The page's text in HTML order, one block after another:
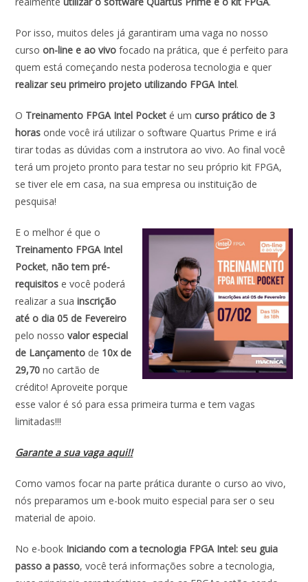
Por isso, muitos deles já garantiram uma vaga no nosso
cursoon-line e ao vivo focado na prática, que é perfeito para
quem está começando nesta poderosa tecnologia e quer
realizar seu primeiro projeto utilizando FPGA Intel.
O Treinamento FPGA Intel Pocket é umcurso prático de 3
horas onde você irá utilizar o software Quartus Prime e irá
tirar todas as dúvidas com a instrutora ao vivo. Ao final você
terá um projeto pronto para testar no seu próprio kit FPGA,
se tiver ele em casa, na sua empresa ou instituição de
pesquisa!
E o melhor é que o
Treinamento FPGA Intel
Pocket,não tem pré-
requisitos e você poderá
realizar a suainscrição
até o dia 05 de Fevereiro
pelo nossovalor especial
de Lançamento de 10x de
29,70 no cartão de
crédito! Aproveite porque
esse valor é só para essa primeira turma e tem vagas
limitadas!!!
Garante a sua vaga aqui!!
Como vamos focar na parte prática durante o curso ao vivo,
nós preparamos um e-book muito especial para ser o seu
material de apoio.
No e-book Iniciando com a tecnologia FPGA Intel: seu guia
passo a passo, você terá informações sobre a tecnologia,